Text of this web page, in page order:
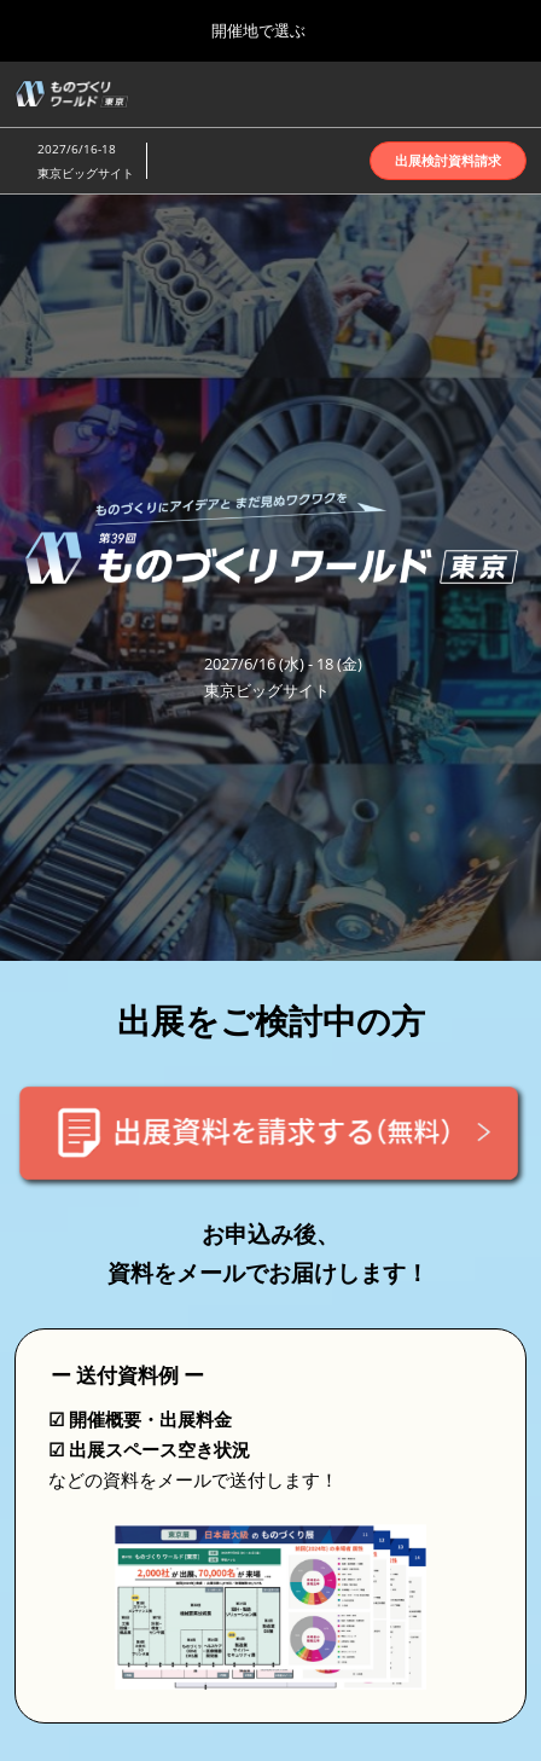
プ
し
進
to
close
the
開催地で選ぶ
名古屋展(4月)
2027年04月07日
ポートメッセなごや | Port Messe Nagoya
東京展(6月)
2027年06月16日
東京ビッグサイト | Tokyo Big Sight
大阪展(10月)
2026年10月07日
インテックス大阪 | INTEX Osaka
福岡展(12月)
2026年12月02日
マリンメッセ福岡｜MARIN MESSE Fukuoka
ー
ナ
ビ
ー
シ
ョ
ン
を
た
た
む
2027/6/16-18
東京ビッグサイト
出展検討資料請求
も
の
づ
く
り
ワ
ー
ル
ド
東
2027
2027/6/16 (水) - 18 (金)
東京ビッグサイト
出展をご検討中の方
お申込み後、
資料をメールでお届けします！
ー 送付資料例 ー
☑ 開催概要・出展料金
☑ 出展スペース空き状況
などの資料をメールで送付します！